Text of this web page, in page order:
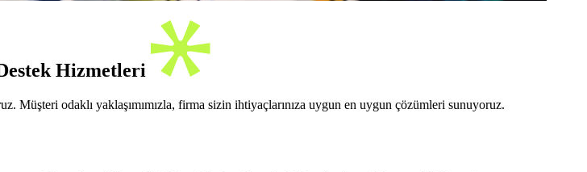
Hizmetleri
Müşteri odaklı yaklaşımımızla, firma sizin ihtiyaçlarınıza uygun en uygun çözümleri sunuyoruz.